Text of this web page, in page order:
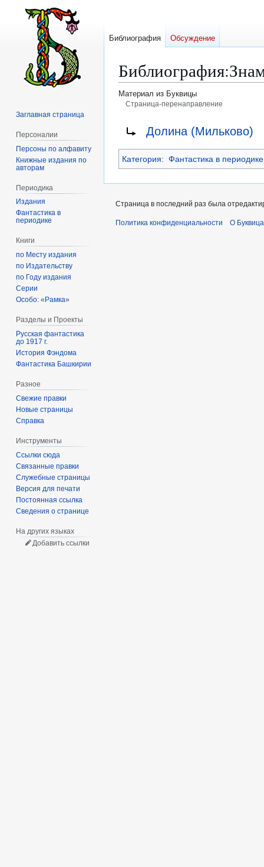
Библиография:
Материал из Буквицы
Страница-перенаправление
навигации
поиску
Перенаправление на:
Долина (Мильково)
Категория: Фантастика в периодике
Библиография Обсуждение
Заглавная страница
Персоналии
Персоны по алфавиту
Книжные издания по
авторам
Периодика
Издания
Фантастика в
периодике
Книги
по Месту издания
по Издательству
по Году издания
Серии
Особо: «Рамка»
Разделы и Проекты
Русская фантастика
до 1917 г.
История Фэндома
Фантастика Башкирии
Разное
Свежие правки
Новые страницы
Справка
Инструменты
Ссылки сюда
Связанные правки
Служебные страницы
Версия для печати
Постоянная ссылка
Сведения о странице
На других языках
Добавить ссылки
Страница в последний раз была
Политика конфиденциальности О Буквица